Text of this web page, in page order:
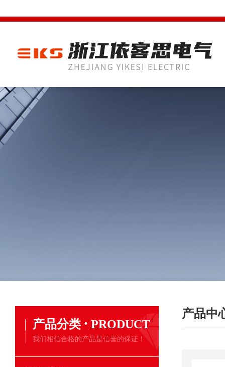
产品分类 · PRODUCT
我们相信合格的产品是信誉的保证！
产品中